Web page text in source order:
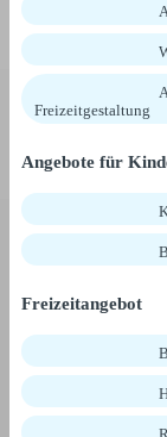
Freizeitgestaltung
Angebote für
Freizeitangebot